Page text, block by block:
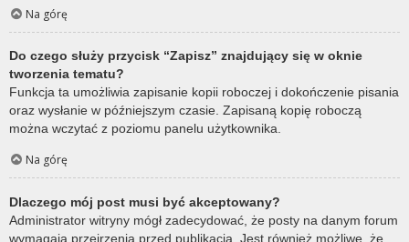
Na górę
Do czego służy przycisk “Zapisz” znajdujący się w oknie
tworzenia tematu?
Funkcja ta umożliwia zapisanie kopii roboczej i dokończenie pisania
oraz wysłanie w późniejszym czasie. Zapisaną kopię roboczą
można wczytać z poziomu panelu użytkownika.
Na górę
Dlaczego mój post musi być akceptowany?
Administrator witryny mógł zadecydować, że posty na danym forum
wymagają przejrzenia przed publikacją. Jest również możliwe, że